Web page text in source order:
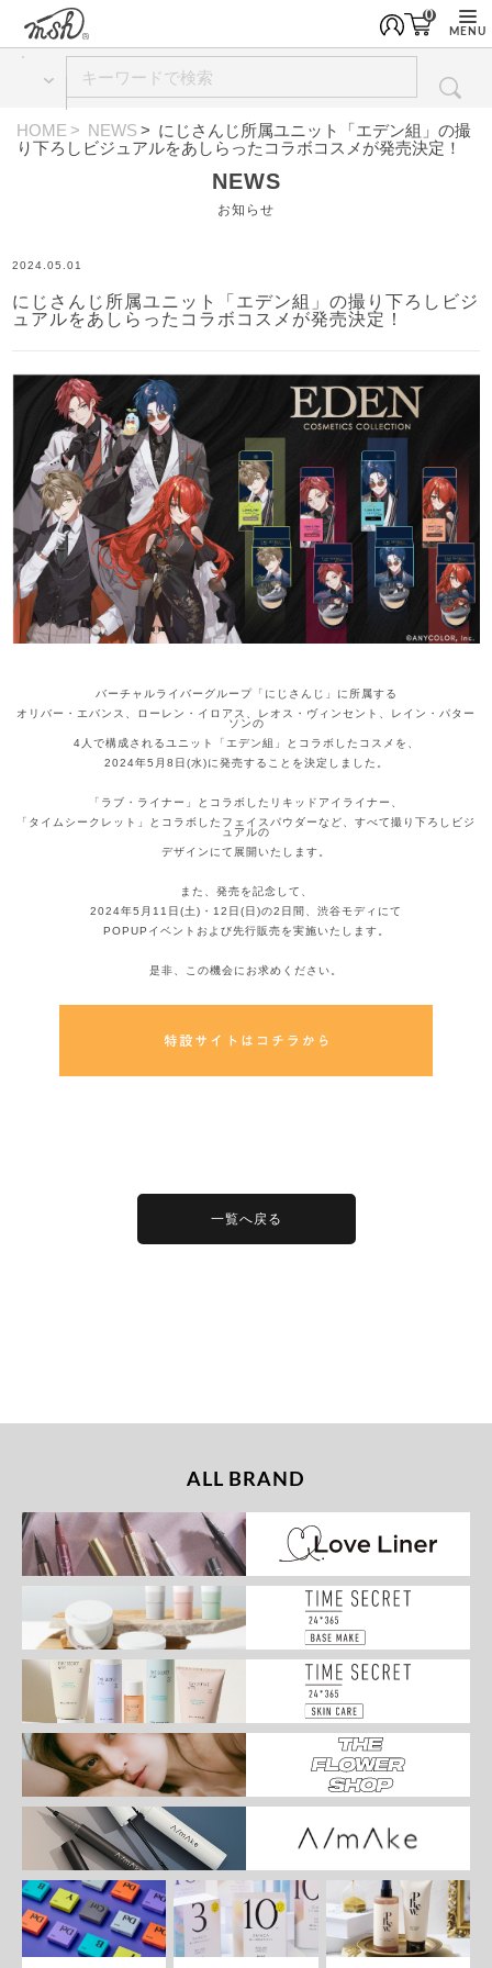
0
MENU
HOME NEWS
にじさんじ所属ユニット「エデン組」の撮
り下ろしビジュアルをあしらったコラボコスメが発売決定！
NEWS
お知らせ
2024.05.01
にじさんじ所属ユニット「エデン組」の撮り下ろしビジ
ュアルをあしらったコラボコスメが発売決定！
バーチャルライバーグループ「にじさんじ」に所属する
オリバー・エバンス、ローレン・イロアス、レオス・ヴィンセント、レイン・パター
ソンの
4人で構成されるユニット「エデン組」とコラボしたコスメを、
2024年5月8日(水)に発売することを決定しました。
「ラブ・ライナー」とコラボしたリキッドアイライナー、
「タイムシークレット」とコラボしたフェイスパウダーなど、すべて撮り下ろしビジ
ュアルの
デザインにて展開いたします。
また、発売を記念して、
2024年5月11日(土)・12日(日)の2日間、渋谷モディにて
POPUPイベントおよび先行販売を実施いたします。
是非、この機会にお求めください。
一覧へ戻る
ALL BRAND